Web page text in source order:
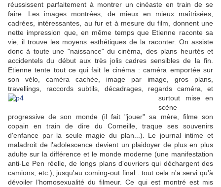
réussissent parfaitement à montrer un cinéaste en train de se
faire. Les images montrées, de mieux en mieux maîtrisées,
cadrées, intéressantes, au fur et à mesure du film, donnent une
nette impression que, en même temps que Etienne raconte sa
vie, il trouve les moyens esthétiques de la raconter. On assiste
donc à toute une "naissance" du cinéma, des plans heurtés et
accidentels du début aux très jolis cadres sensibles de la fin.
Etienne tente tout ce qui fait le cinéma : caméra emportée sur
son vélo, caméra cachée, image par image, gros plans,
travellings, raccords subtils, décadrages, regards caméra, et
surtout mise en
scène
progressive de son monde (il fait "jouer" sa mère, filme son
copain en train de dire du Corneille, traque ses souvenirs
d'enfance par la seule magie du plan...). Le journal intime et
maladroit de l'adolescence devient un plaidoyer de plus en plus
adulte sur la différence et le monde moderne (une manifestation
anti-Le Pen réelle, de longs plans d'ouvriers qui déchargent des
camions, etc.), jusqu'au coming-out final : tout cela n'a servi qu'à
dévoiler l'homosexualité du filmeur. Ce qui est montré est mis